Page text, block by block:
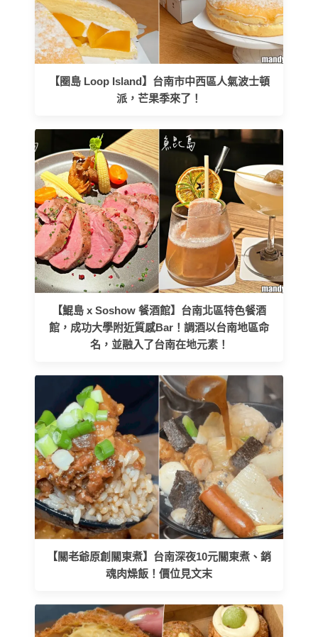
【圈島 Loop Island】台南市中西區人氣波士頓
派，芒果季來了！
【鯤島 x Soshow 餐酒館】台南北區特色餐酒
館，成功大學附近質感Bar！調酒以台南地區命
名，並融入了台南在地元素！
【關老爺原創關東煮】台南深夜10元關東煮、銷
魂肉燥飯！價位見文末